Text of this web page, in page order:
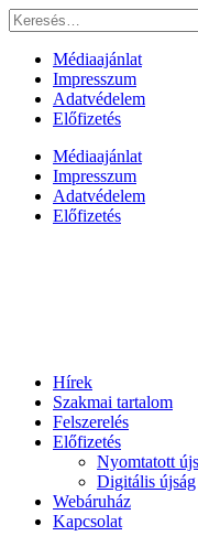
Ugrás
a
tartalomhoz
Keresés:
Médiaajánlat
Impresszum
Adatvédelem
Előfizetés
Médiaajánlat
Impresszum
Adatvédelem
Előfizetés
Hírek
Szakmai tartalom
Felszerelés
Előfizetés
Nyomtatott
Digitális újság
Webáruház
Kapcsolat